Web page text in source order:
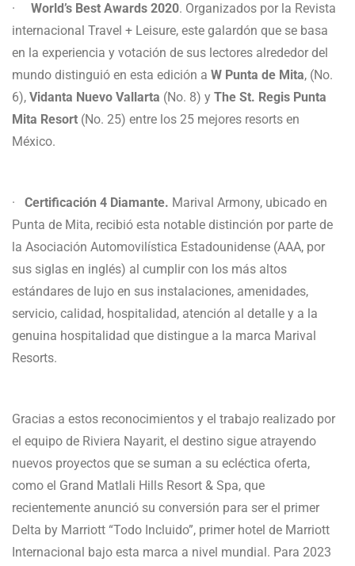
· World’s Best Awards 2020. Organizados por la Revista
internacional Travel + Leisure, este galardón que se basa
en la experiencia y votación de sus lectores alrededor del
mundo distinguió en esta edición a W Punta de Mita, (No.
6), Vidanta Nuevo Vallarta (No. 8) y The St. Regis Punta
Mita Resort (No. 25) entre los 25 mejores resorts en
México.
· Certificación 4 Diamante. Marival Armony, ubicado en
Punta de Mita, recibió esta notable distinción por parte de
la Asociación Automovilística Estadounidense (AAA, por
sus siglas en inglés) al cumplir con los más altos
estándares de lujo en sus instalaciones, amenidades,
servicio, calidad, hospitalidad, atención al detalle y a la
genuina hospitalidad que distingue a la marca Marival
Resorts.
Gracias a estos reconocimientos y el trabajo realizado por
el equipo de Riviera Nayarit, el destino sigue atrayendo
nuevos proyectos que se suman a su ecléctica oferta,
como el Grand Matlali Hills Resort & Spa, que
recientemente anunció su conversión para ser el primer
Delta by Marriott “Todo Incluido”, primer hotel de Marriott
Internacional bajo esta marca a nivel mundial. Para 2023